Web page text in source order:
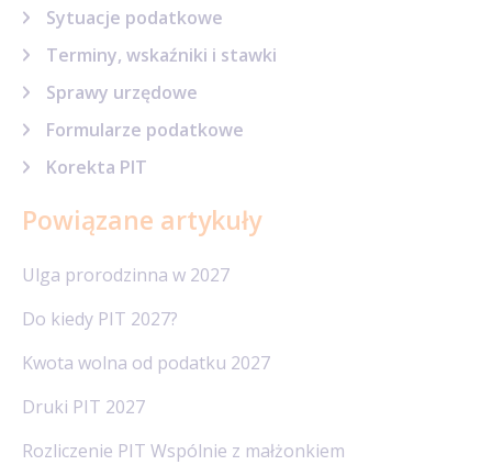
Sytuacje podatkowe
Terminy, wskaźniki i stawki
Sprawy urzędowe
Formularze podatkowe
Korekta PIT
Powiązane artykuły
Ulga prorodzinna w 2027
Do kiedy PIT 2027?
Kwota wolna od podatku 2027
Druki PIT 2027
Rozliczenie PIT Wspólnie z małżonkiem